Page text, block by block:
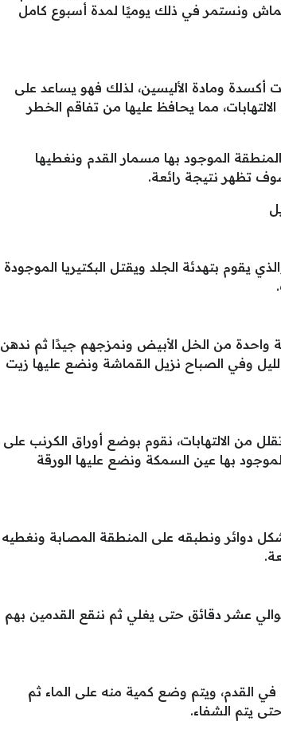
ونستمر في ذلك يوميًا لمدة أسبوع كامل
ومادة الأليسين، لذلك فهو يساعد على
مما يحافظ عليها من تفاقم الخطر
الموجود بها مسمار القدم ونغطيها
تظهر نتيجة رائعة.
يقوم بتهدئة الجلد ويقتل البكتيريا الموجودة
من الماء مع ملعقة واحدة من الخل الأبيض ونمزجهم جيدًا ثم ندهن
وفي الصباح نزيل القماشة ونضع عليها زيت
من الالتهابات، نقوم بوضع أوراق الكرنب على
بها عين السمكة ونضع عليها الورقة
دوائر ونطبقه على المنطقة المصابة ونغطيه
عشر دقائق حتى يغلي ثم ننقع القدمين بهم
القدم، ويتم وضع كمية منه على الماء ثم
يتم الشفاء.